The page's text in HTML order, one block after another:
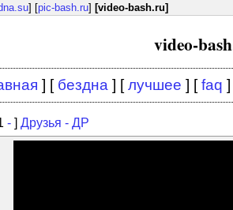
] [pic-bash.ru] [video-bash.ru]
video-
] [ бездна ] [лучшее ] [faq ]
- ] Друзья - ДР